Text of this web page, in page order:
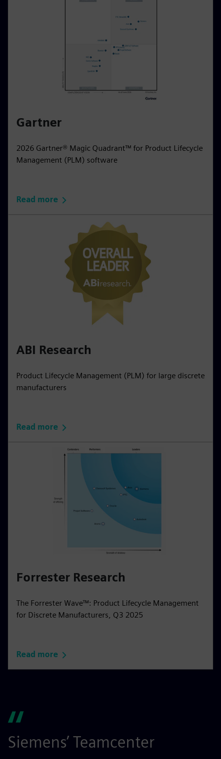
Gartner
2026 Gartner® Magic Quadrant™ for Product Lifecycle
Management (PLM) software
Read more
ABI Research
Product Lifecycle Management (PLM) for large discrete
manufacturers
Read more
Forrester Research
The Forrester Wave™: Product Lifecycle Management
for Discrete Manufacturers, Q3 2025
Read more
Siemens’ Teamcenter